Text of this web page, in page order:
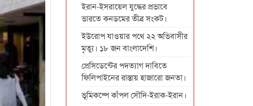
ইরান-ইসরায়েল যুদ্ধের প্রভাবে
ভারতে কনডমের তীব্র সংকট।
ইউরোপ যাওয়ার পথে ২২ অভিবাসীর
মৃত্যু। ১৮ জন বাংলাদেশি।
প্রেসিডেন্টের পদত্যাগ দাবিতে
ফিলিপাইনের রাস্তায় হাজারো জনতা।
ভূমিকম্পে কাঁপল সৌদি-ইরাক-ইরান।